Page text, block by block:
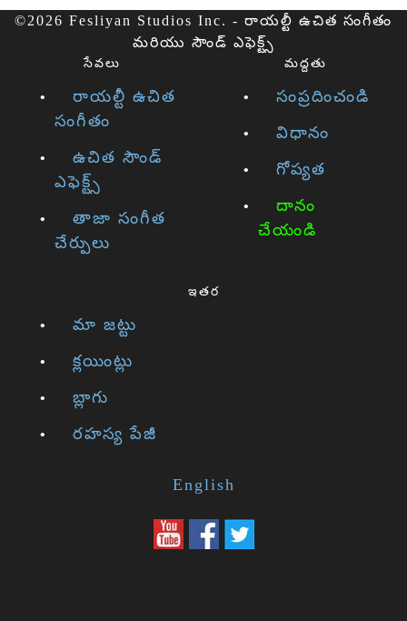
©2026 Fesliyan Studios Inc. - రాయల్టీ ఉచిత సంగీతం
మరియు సౌండ్ ఎఫెక్ట్స్
సేవలు
రాయల్టీ ఉచిత
సంగీతం
ఉచిత సౌండ్
ఎఫెక్ట్స్
తాజా సంగీత
చేర్పులు
మద్దతు
సంప్రదించండి
విధానం
గోప్యత
దానం
చేయండి
ఇతర
మా జట్టు
క్లయింట్లు
బ్లాగు
రహస్య పేజీ
English